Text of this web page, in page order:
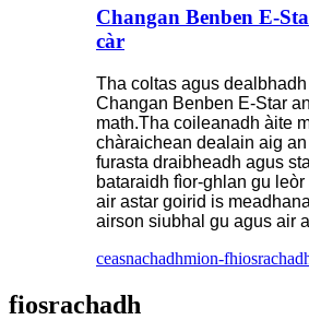
Changan Benben E-
càr
Tha coltas agus
Changan Benben E-Star
math.Tha coileanadh àite
chàraichean dealain aig
furasta draibheadh ​​​​agus
bataraidh fìor-ghlan gu leòr
air astar goirid is
airson siubhal gu agus air
ceasnachadhmion-
fiosrachadh